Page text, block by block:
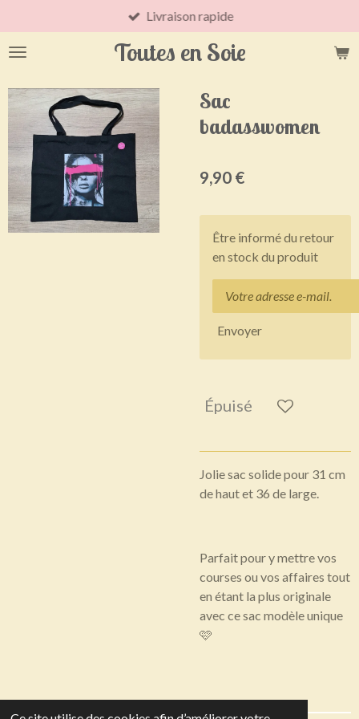
au
contenu
Toutes en Soie
Livraison rapide
Sac
badasswomen
9,90 €
Être informé du retour
en stock du produit
Envoyer
Épuisé
Jolie sac solide pour 31 cm
de haut et 36 de large.
Parfait pour y mettre vos
courses ou vos affaires tout
en étant la plus originale
avec ce sac modèle unique
🩷